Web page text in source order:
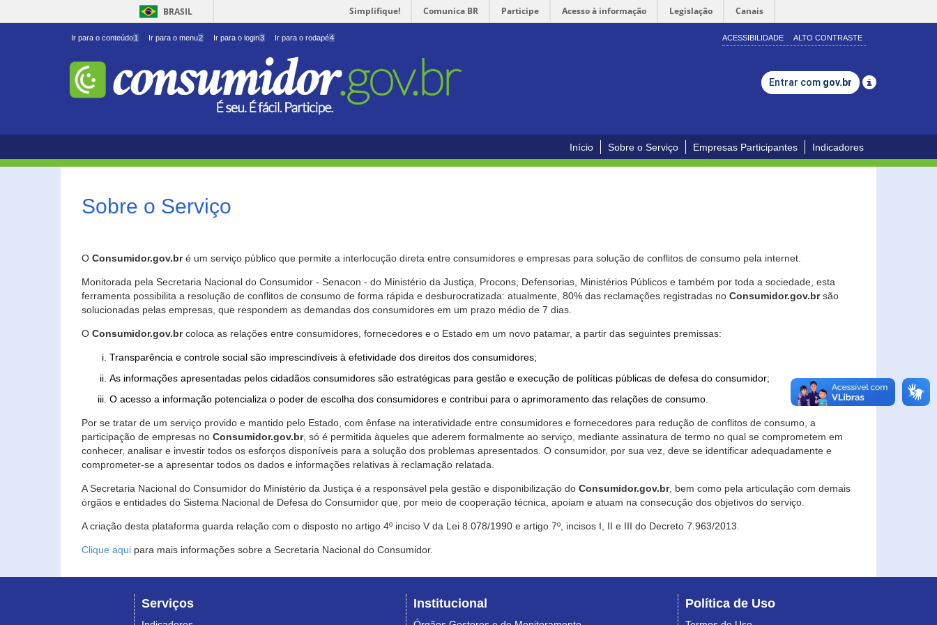
BRASIL Simplifique! Comunica BR Participe Acesso à informação Legislação Canais
Ir para o conteúdo1 Ir para o menu2 Ir para o login3 Ir para o rodapé4 ACESSIBILIDADE ALTO CONTRASTE
Entrar com gov.br
Início Sobre o Serviço Empresas Participantes Indicadores
Sobre o Serviço
O Consumidor.gov.bré um serviço público que permite a interlocução direta entre consumidores e empresas para solução de conflitos de consumo pela internet.
Monitorada pela Secretaria Nacional do Consumidor - Senacon - do Ministério da Justiça, Procons, Defensorias, Ministérios Públicos e também por toda a sociedade, esta
ferramenta possibilita a resolução de conflitos de consumo de forma rápida e desburocratizada: atualmente, 80% das reclamações registradas no Consumidor.gov.brsão
solucionadas pelas empresas, que respondem as demandas dos consumidores em um prazo médio de 7 dias.
O Consumidor.gov.brcoloca as relações entre consumidores, fornecedores e o Estado em um novo patamar, a partir das seguintes premissas:
Transparência e controle social são imprescindíveis à efetividade dos direitos dos consumidores;
As informações apresentadas pelos cidadãos consumidores são estratégicas para gestão e execução de políticas públicas de defesa do consumidor;
O acesso a informação potencializa o poder de escolha dos consumidores e contribui para o aprimoramento das relações de consumo.
Por se tratar de um serviço provido e mantido pelo Estado, com ênfase na interatividade entre consumidores e fornecedores para redução de conflitos de consumo, a
participação de empresas no Consumidor.gov.br, só é permitida àqueles que aderem formalmente ao serviço, mediante assinatura de termo no qual se comprometem em
conhecer, analisar e investir todos os esforços disponíveis para a solução dos problemas apresentados. O consumidor, por sua vez, deve se identificar adequadamente e
comprometer-se a apresentar todos os dados e informações relativas à reclamação relatada.
A Secretaria Nacional do Consumidor do Ministério da Justiça é a responsável pela gestão e disponibilização do Consumidor.gov.br, bem como pela articulação com demais
órgãos e entidades do Sistema Nacional de Defesa do Consumidor que, por meio de cooperação técnica, apoiam e atuam na consecução dos objetivos do serviço.
A criação desta plataforma guarda relação com o disposto no artigo 4º inciso V da Lei 8.078/1990 e artigo 7º, incisos I, II e III do Decreto 7.963/2013.
Clique aqui para mais informações sobre a Secretaria Nacional do Consumidor.
Serviços Institucional Política de Uso